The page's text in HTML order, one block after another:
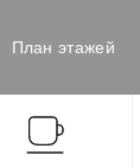
План этажей